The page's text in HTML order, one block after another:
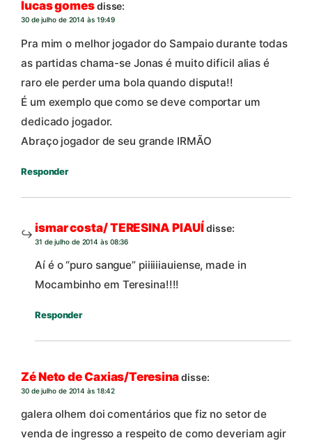
lucas gomesdisse:
30 de julho de 2014 às 19:49
Pra mim o melhor jogador do Sampaio durante todas
as partidas chama-se Jonas é muito dificil alias é
raro ele perder uma bola quando disputa!!
É um exemplo que como se deve comportar um
dedicado jogador.
Abraço jogador de seu grande IRMÃO
Responder
ismar costa/ TERESINA PIAUÍdisse:
31 de julho de 2014 às 08:36
Aí é o “puro sangue” piiiiiiauiense, made in
Mocambinho em Teresina!!!!
Responder
Zé Neto de Caxias/Teresinadisse:
30 de julho de 2014 às 18:42
galera olhem doi comentários que fiz no setor de
venda de ingresso a respeito de como deveriam agir